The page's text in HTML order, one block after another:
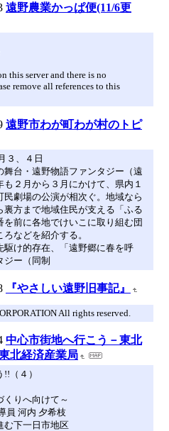
遠野農業かっぱ便(11/6更
this server and there is no
remove all references to this
遠野市わが町わが村のトピ
３、４日
舞台・遠野物語ファンタジー（遠
２月から３月にかけて、県内１
民劇場の公演が相次ぐ。地域なら
裏方まで地域住民が支える「ふる
を前に各地でけいこに取り組む団
などを紹介する。
駆け的存在、「遠野郷に春を呼
ジー（同制
『やさしい遠野旧事記』
All rights reserved.
中心市街地へ行こう－東北
北経済産業局
（４）
くりへ向けて～
員 河内 夕希枝
む下一日市地区